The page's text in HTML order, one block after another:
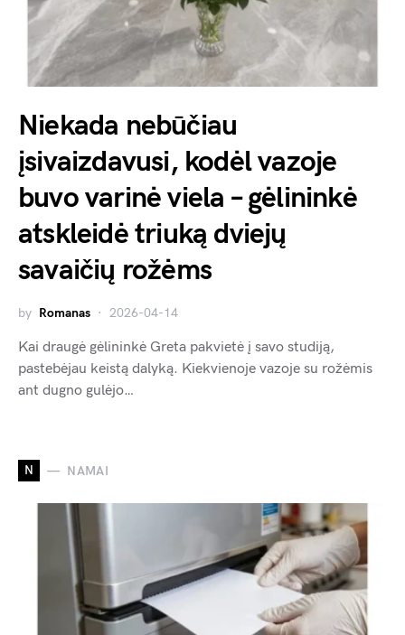
Niekada nebūčiau
įsivaizdavusi, kodėl vazoje
buvo varinė viela – gėlininkė
atskleidė triuką dviejų
savaičių rožėms
by Romanas 2026-04-14
Kai draugė gėlininkė Greta pakvietė į savo studiją,
pastebėjau keistą dalyką. Kiekvienoje vazoje su rožėmis
ant dugno gulėjo…
N NAMAI